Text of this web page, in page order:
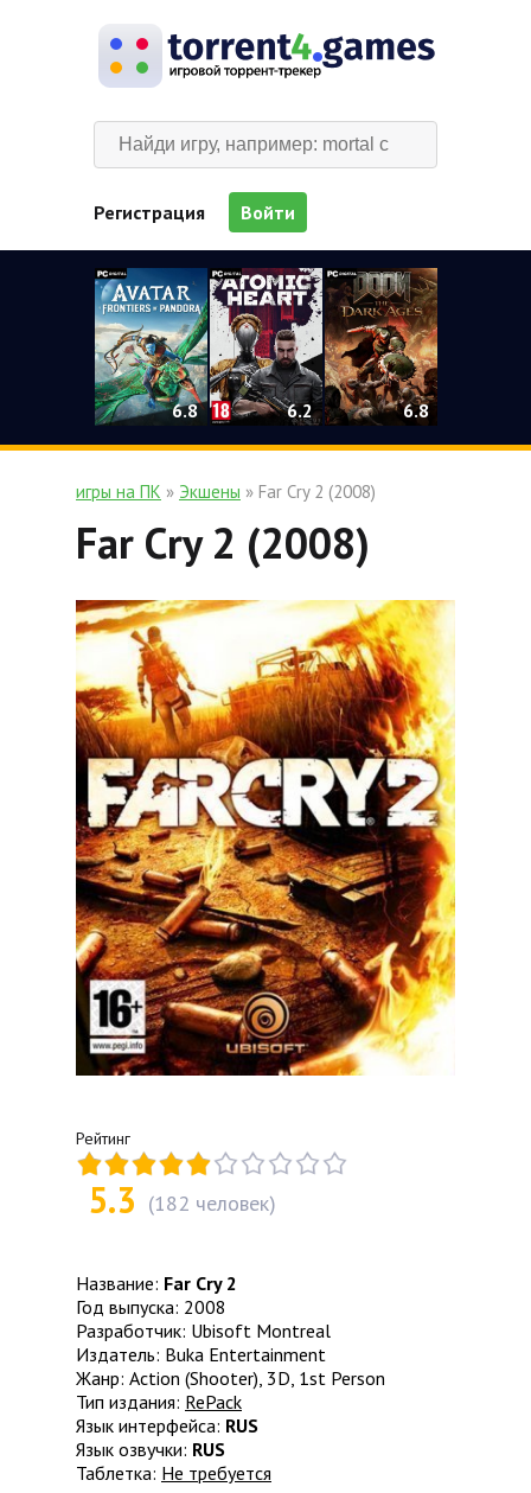
Регистрация Войти
6.8 6.2 6.8
игры на ПК » Экшены » Far Cry 2 (2008)
Far Cry 2 (2008)
Рейтинг
5.3 (182 человек)
Название: Far Cry 2
Год выпуска: 2008
Разработчик: Ubisoft Montreal
Издатель: Buka Entertainment
Жанр: Action (Shooter), 3D, 1st Person
Тип издания: RePack
Язык интерфейса: RUS
Язык озвучки: RUS
Таблетка: Не требуется